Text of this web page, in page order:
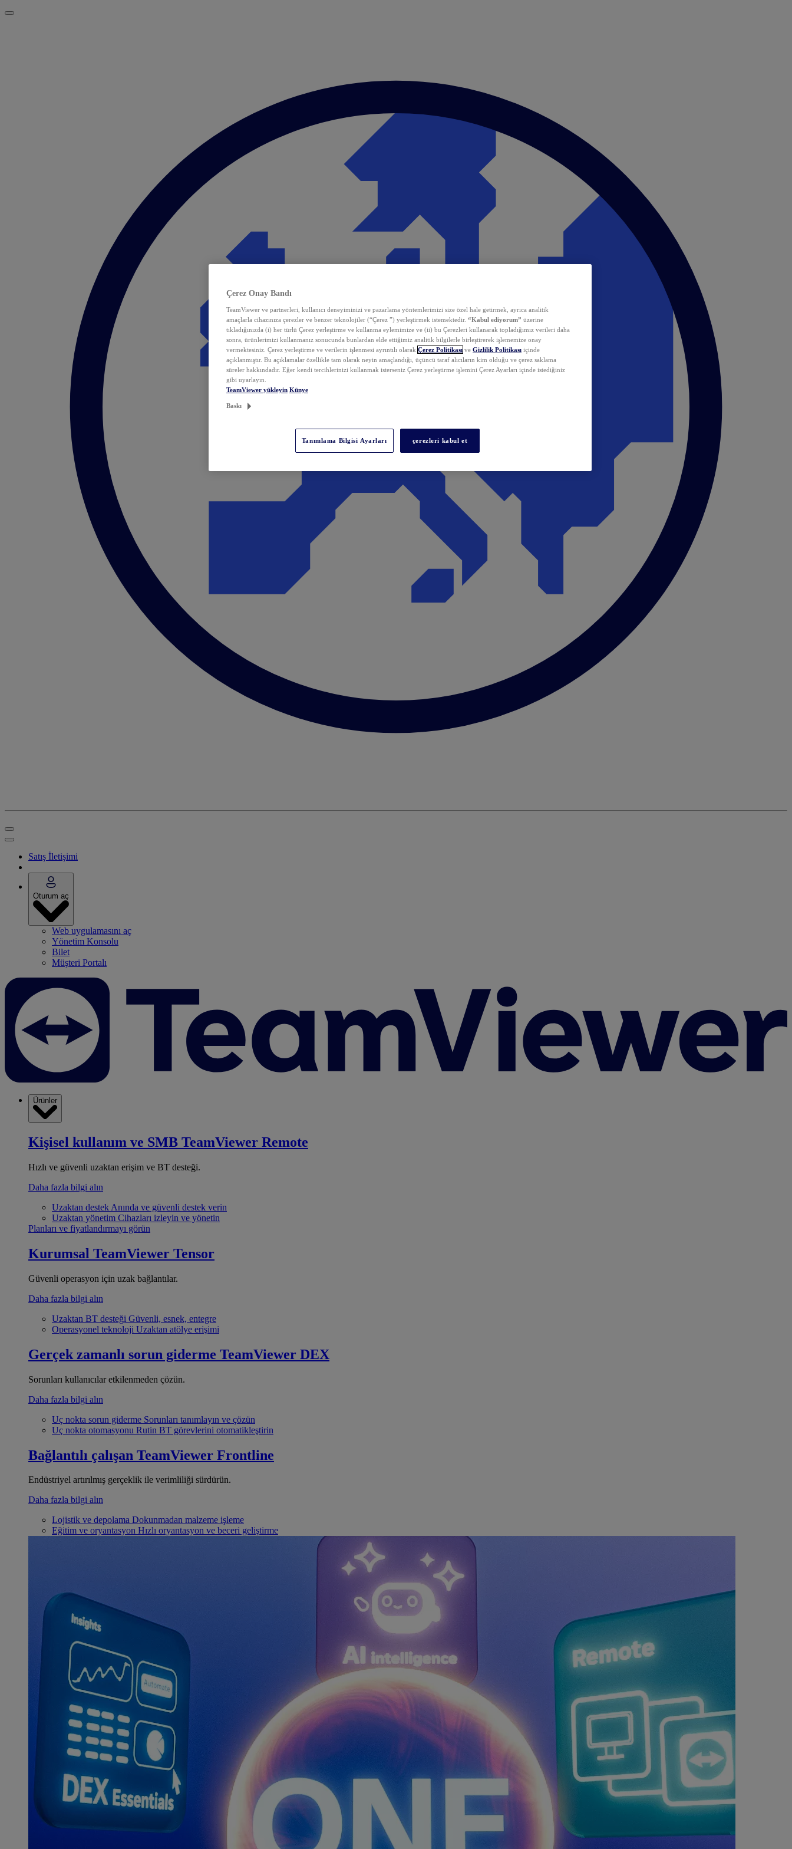
Satış İletişimi
Oturum aç
Web uygulamasını aç
Yönetim Konsolu
Bilet
Müşteri Portalı
Ürünler
Kişisel kullanım ve SMB TeamViewer Remote
Hızlı ve güvenli uzaktan erişim ve BT desteği.
Daha fazla bilgi alın
Uzaktan destek Anında ve güvenli destek verin
Uzaktan yönetim Cihazları izleyin ve yönetin
Planları ve fiyatlandırmayı görün
Kurumsal TeamViewer Tensor
Güvenli operasyon için uzak bağlantılar.
Daha fazla bilgi alın
Uzaktan BT desteği Güvenli, esnek, entegre
Operasyonel teknoloji Uzaktan atölye erişimi
Gerçek zamanlı sorun giderme TeamViewer DEX
Sorunları kullanıcılar etkilenmeden çözün.
Daha fazla bilgi alın
Uç nokta sorun giderme Sorunları tanımlayın ve çözün
Uç nokta otomasyonu Rutin BT görevlerini otomatikleştirin
Bağlantılı çalışan TeamViewer Frontline
Endüstriyel artırılmış gerçeklik ile verimliliği sürdürün.
Daha fazla bilgi alın
Lojistik ve depolama Dokunmadan malzeme işleme
Eğitim ve oryantasyon Hızlı oryantasyon ve beceri geliştirme
Çerez Onay Bandı
TeamViewer ve partnerleri, kullanıcı deneyiminizi ve pazarlama yöntemlerimizi size özel hale getirmek, ayrıca analitik
amaçlarla cihazınıza çerezler ve benzer teknolojiler (“Çerez ”) yerleştirmek istemektedir. “Kabul ediyorum” üzerine
tıkladığınızda (i) her türlü Çerez yerleştirme ve kullanma eylemimize ve (ii) bu Çerezleri kullanarak topladığımız verileri daha
sonra, ürünlerimizi kullanmanız sonucunda bunlardan elde ettiğimiz analitik bilgilerle birleştirerek işlememize onay
vermektesiniz. Çerez yerleştirme ve verilerin işlenmesi ayrıntılı olarak Çerez Politikası ve Gizlilik Politikası içinde
açıklanmıştır. Bu açıklamalar özellikle tam olarak neyin amaçlandığı, üçüncü taraf alıcıların kim olduğu ve çerez saklama
süreler hakkındadır. Eğer kendi tercihlerinizi kullanmak isterseniz Çerez yerleştirme işlemini Çerez Ayarları içinde istediğiniz
gibi uyarlayın.
TeamViewer yükleyin Künye
Baskı
Tanımlama Bilgisi Ayarları çerezleri kabul et